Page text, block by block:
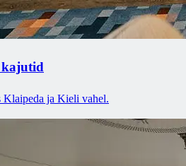
kajutid
Klaipeda ja Kieli vahel.